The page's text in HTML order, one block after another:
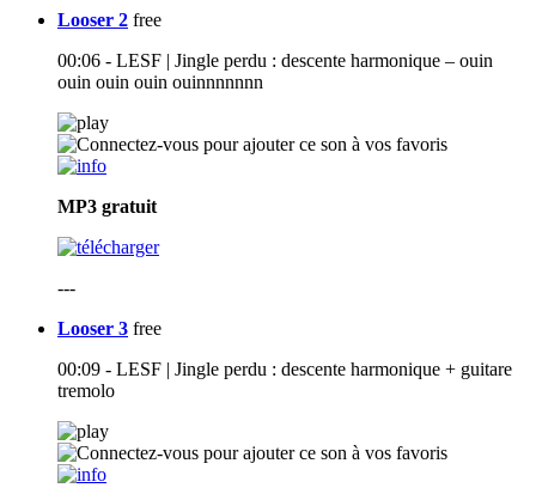
Looser 2 free
00:06 - LESF | Jingle perdu : descente harmonique – ouin
ouin ouin ouin ouinnnnnnn
MP3 gratuit
---
Looser 3 free
00:09 - LESF | Jingle perdu : descente harmonique + guitare
tremolo